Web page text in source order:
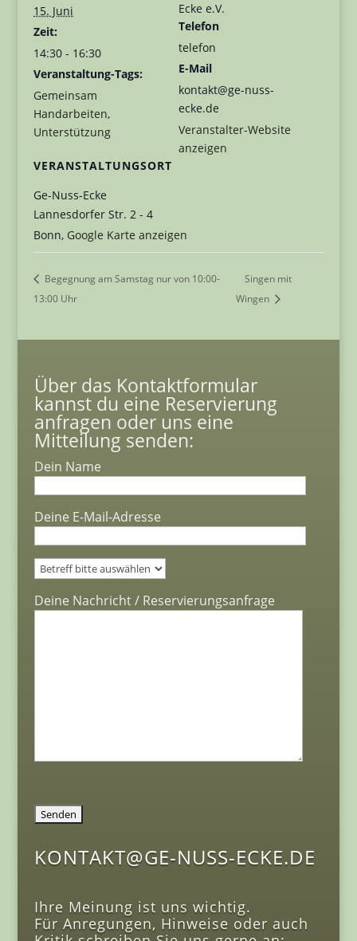
15. Juni
Zeit:
14:30 - 16:30
Veranstaltung-Tags:
Gemeinsam
Handarbeiten,
Unterstützung
VERANSTALTUNGSORT
Ge-Nuss-Ecke
Lannesdorfer Str. 2 - 4
Bonn, Google Karte anzeigen
Ecke e.V.
Telefon
telefon
E-Mail
kontakt@ge-nuss-
ecke.de
Veranstalter-Website
anzeigen
Begegnung am Samstag nur von 10:00-
13:00 Uhr
Singen mit
Wingen
Über das Kontaktformular
kannst du eine Reservierung
anfragen oder uns eine
Mitteilung senden:
Dein Name
Deine E-Mail-Adresse
Deine Nachricht / Reservierungsanfrage
KONTAKT@GE-NUSS-ECKE.DE
Ihre Meinung ist uns wichtig.
Für Anregungen, Hinweise oder auch